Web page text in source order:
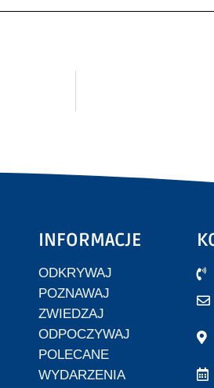
INFORMACJE
ODKRYWAJ
POZNAWAJ
ZWIEDZAJ
ODPOCZYWAJ
POLECANE
WYDARZENIA